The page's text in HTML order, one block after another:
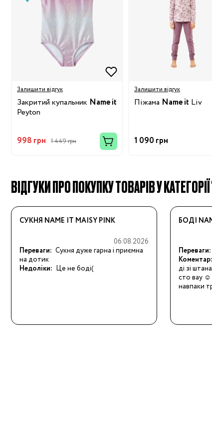
сумки
майки
Залишити відгук
Закритий купальник Name it
Peyton
998 грн 1 449 грн
Залишити відгук
Піжама Name it Liv
1 090 грн
ВІДГУКИ ПРО ПОКУПКУ ТОВАРІВ У
СУКНЯ NAME IT MAISY PINK
06.08.2026
Переваги: Сукня дуже гарна і приємна
на дотик
Недоліки: Це не боді(
БОДІ
Переваги:
Коментар:
ді зі
сто вау ☺️
навпаки